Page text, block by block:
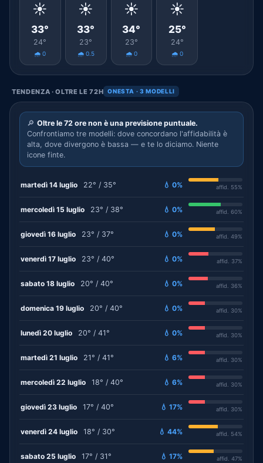
☀️
33°
24°
🌧️ 0
☀️
33°
23°
🌧️ 0.5
☀️
34°
23°
🌧️ 0
☀️
25°
24°
🌧️ 0
TENDENZA · OLTRE LE 72H ONESTA · 3 MODELLI
🔎 Oltre le 72 ore non è una previsione puntuale.
Confrontiamo tre modelli: dove concordano l'affidabilità è
alta, dove divergono è bassa — e te lo diciamo. Niente
icone finte.
martedì 14 luglio 22° / 35° 💧 0% affid. 55%
mercoledì 15 luglio 23° / 38° 💧 0% affid. 60%
giovedì 16 luglio 23° / 37° 💧 0% affid. 49%
venerdì 17 luglio 23° / 40° 💧 0% affid. 37%
sabato 18 luglio 20° / 40° 💧 0% affid. 36%
domenica 19 luglio 20° / 40° 💧 0% affid. 30%
lunedì 20 luglio 20° / 41° 💧 0% affid. 30%
martedì 21 luglio 21° / 41° 💧 6% affid. 30%
mercoledì 22 luglio 18° / 40° 💧 6% affid. 30%
giovedì 23 luglio 17° / 40° 💧 17% affid. 30%
venerdì 24 luglio 18° / 30° 💧 44% affid. 54%
sabato 25 luglio 17° / 31° 💧 17% affid. 47%